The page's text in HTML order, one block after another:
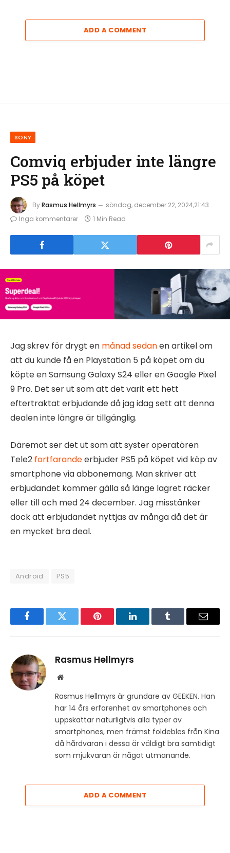
ADD A COMMENT
SONY
Comviq erbjuder inte längre
PS5 på köpet
ByRasmus Hellmyrs
söndag, december 22, 2024,21:43
Inga kommentarer
1 Min Read
Jag skrev för drygt en månad sedanen artikel om
att du kunde få en Playstation 5 på köpet om du
köpte en Samsung Galaxy S24 eller en Google Pixel
9 Pro. Det ser ut som att det varit ett hett
eftertraktat erbjudande då jag idag sett att denna
dealen inte längre är tillgänglig.
Däremot ser det ut som att syster operatören
Tele2 fortfarandeerbjuder PS5 på köpet vid köp av
smartphone via abbonemang. Man skriver att
erbjudandet kommer gälla så länge lagret räcker
eller till och med 24 december. Jag misstänker
dock att erbjudandet nyttjas av många då det är
en mycket bra deal.
Android PS5
FacebookTwitter Pinterest LinkedInTumblr Email
Rasmus Hellmyrs
Website
Rasmus Hellmyrs är grundare av GEEKEN. Han
har 14 års erfarenhet av smartphones och
uppskattar naturligtvis alla typer av
smartphones, men främst foldebles från Kina
då hårdvaran i dessa är väldigt bra samtidigt
som mjukvaran är något utmanande.
ADD A COMMENT